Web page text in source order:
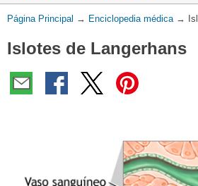
Usted
aquí:
Página Principal → Enciclopedia médica →
Islotes de Langerhans